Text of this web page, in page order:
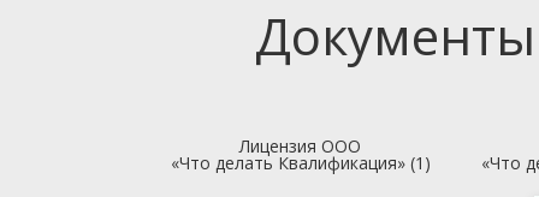
Лицензия ООО
«Что делать Квалификация» (1) «Что